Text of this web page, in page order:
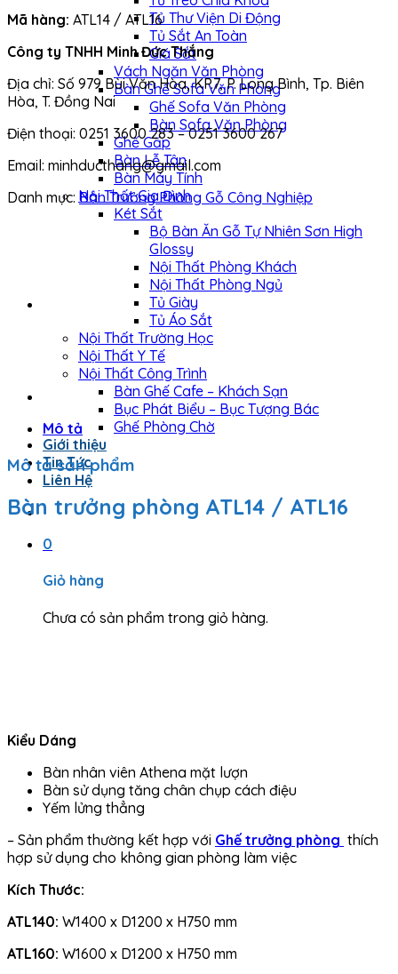
Tủ Thư Viện Di Động
Tủ Sắt An Toàn
Giá Sắt
Vách Ngăn Văn Phòng
Bàn Ghế Sofa Văn Phòng
Ghế Sofa Văn Phòng
Bàn Sofa Văn Phòng
Ghế Gấp
Bàn Lễ Tân
Bàn Máy Tính
Nội Thất Gia Đình
Két Sắt
Bộ Bàn Ăn Gỗ Tự Nhiên Sơn High
Glossy
Nội Thất Phòng Khách
Nội Thất Phòng Ngủ
Tủ Giày
Tủ Áo Sắt
Nội Thất Trường Học
Nội Thất Y Tế
Nội Thất Công Trình
Bàn Ghế Cafe – Khách Sạn
Bục Phát Biểu – Bục Tượng Bác
Ghế Phòng Chờ
Giới thiệu
Tin Tức
Liên Hệ
0
Giỏ hàng
Chưa có sản phẩm trong giỏ hàng.
Mã hàng: ATL14 / ATL16
Công ty TNHH Minh Đức Thắng
Địa chỉ: Số 979 Bùi Văn Hòa, KP.7, P. Long Bình, Tp. Biên
Hòa, T. Đồng Nai
Điện thoại: 0251 3600 283 – 0251 3600 267
Email: minhducthang@gmail.com
Danh mục: Bàn Trưởng Phòng Gỗ Công Nghiệp
Mô tả
Mô tả sản phẩm
Bàn trưởng phòng ATL14 / ATL16
Kiểu Dáng
Bàn nhân viên Athena mặt lượn
Bàn sử dụng tăng chân chụp cách điệu
Yếm lửng thẳng
– Sản phẩm thường kết hợp với Ghế trưởng phòng thích
hợp sử dụng cho không gian phòng làm việc
Kích Thước:
ATL140: W1400 x D1200 x H750 mm
ATL160: W1600 x D1200 x H750 mm